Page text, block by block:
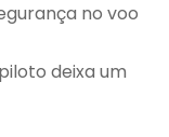
no voo
deixa um